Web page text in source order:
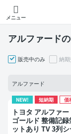
メニュー
アルファード
販売中のみ 納
アルファード
NEW! 短納期 価
トヨタ アルファ
ゴールド 整備記録簿あり ディスプレイオーディオ ※ナビキ
ットあり TV 3列